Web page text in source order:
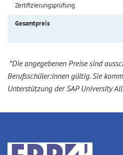
Gesamtpreis
Zertifizierungsprüfung
*Die angegebenen Preise sind
Berufsschüler:innen gültig. Sie
Unterstützung der SAP University